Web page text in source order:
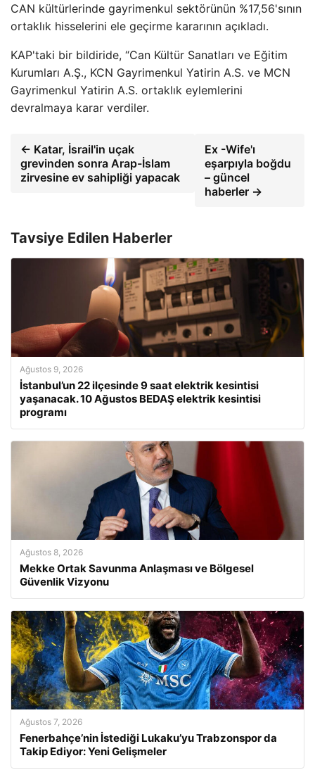
CAN kültürlerinde gayrimenkul sektörünün %17,56'sının
ortaklık hisselerini ele geçirme kararının açıkladı.
KAP'taki bir bildiride, “Can Kültür Sanatları ve Eğitim
Kurumları A.Ş., KCN Gayrimenkul Yatirin A.S. ve MCN
Gayrimenkul Yatirin A.S. ortaklık eylemlerini
devralmaya karar verdiler.
← Katar, İsrail'in uçak
grevinden sonra Arap-İslam
zirvesine ev sahipliği yapacak
Ex -Wife'ı
eşarpıyla boğdu
– güncel
haberler →
Tavsiye Edilen Haberler
Ağustos 9, 2026
İstanbul’un 22 ilçesinde 9 saat elektrik kesintisi
yaşanacak. 10 Ağustos BEDAŞ elektrik kesintisi
programı
Ağustos 8, 2026
Mekke Ortak Savunma Anlaşması ve Bölgesel
Güvenlik Vizyonu
Ağustos 7, 2026
Fenerbahçe’nin İstediği Lukaku’yu Trabzonspor da
Takip Ediyor: Yeni Gelişmeler